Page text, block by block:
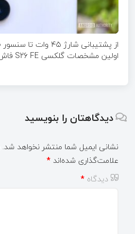
اولین مشخصات گلکسی S26 FE فاش شد
دیدگاهتان را بنویسید
نشانی ایمیل شما منتشر نخواهد شد.
علامت‌گذاری شده‌اند *
دیدگاه *